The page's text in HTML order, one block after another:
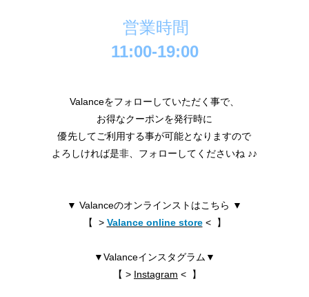
営業時間
11:00-19:00
Valanceをフォローしていただく事で、
お得なクーポンを発行時に
優先してご利用する事が可能となりますので
よろしければ是非、フォローしてくださいね ♪♪
▼ Valanceのオンラインストはこちら ▼
【 > Valance online store< 】
▼Valanceインスタグラム▼
【 > Instagram < 】